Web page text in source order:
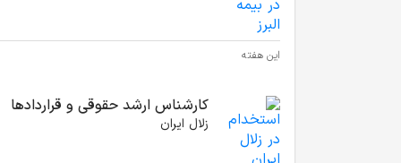
این هفته
کارشناس ارشد حقوقی و قراردادها
زلال ایران